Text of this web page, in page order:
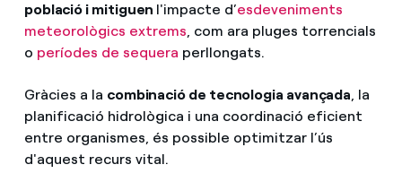
població i mitiguen l'impacte d’esdeveniments
meteorològics extrems, com ara pluges torrencials
o períodes de sequera perllongats.
Gràcies a la combinació de tecnologia avançada, la
planificació hidrològica i una coordinació eficient
entre organismes, és possible optimitzar l’ús
d'aquest recurs vital.